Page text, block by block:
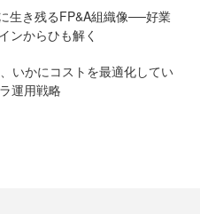
生き残るFP&A組織像──好業
ンからひも解く
いかにコストを最適化してい
運用戦略